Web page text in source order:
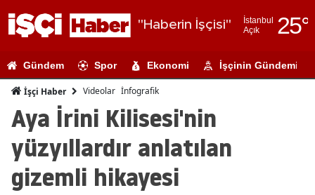
"Haberin İşçisi"
İstanbul
Açık
25°
Adıyaman
Gündem Spor Ekonomi İşçinin Gündemi
İşçi Haber Videolar İnfografik
Aya İrini Kilisesi'nin
yüzyıllardır anlatılan
gizemli hikayesi